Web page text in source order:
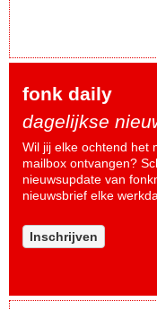
fonk daily
dagelijkse
Wil jij elke ochtend het
mailbox ontvangen?
nieuwsupdate van
nieuwsbrief elke
Inschrijven